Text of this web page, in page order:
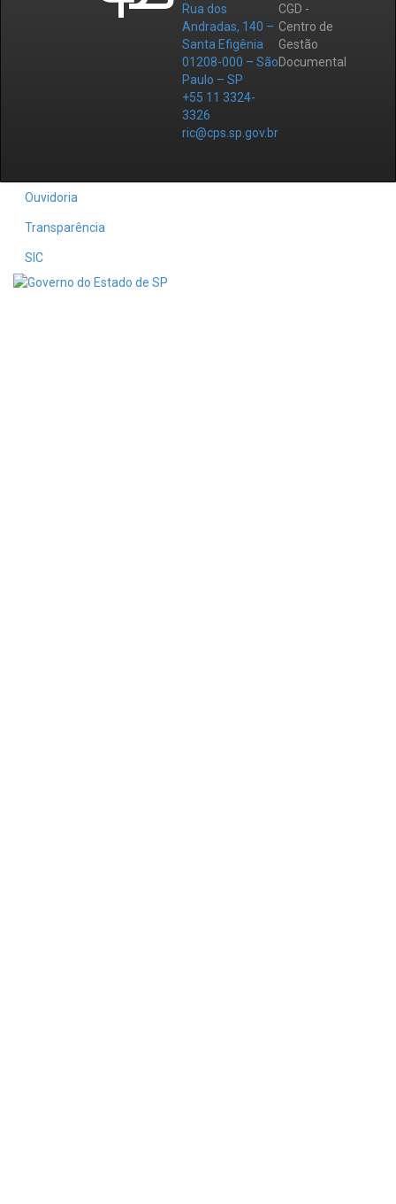
Rua dos
Andradas, 140 –
Santa Efigênia
01208-000 – São
Paulo – SP
+55 11 3324-
3326
ric@cps.sp.gov.br
CGD -
Centro de
Gestão
Documental
Ouvidoria
Transparência
SIC